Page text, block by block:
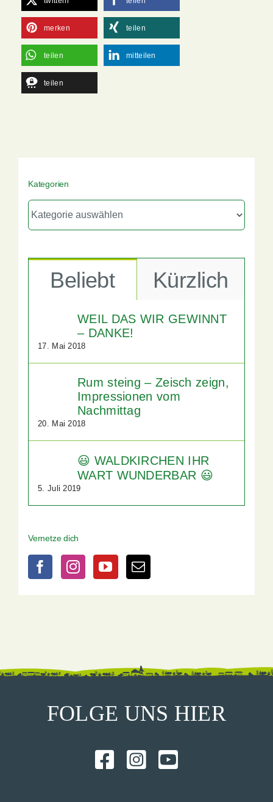
merken teilen
teilen mitteilen
teilen
Kategorien
Kategorien
Beliebt Kürzlich
WEIL DAS WIR GEWINNT
– DANKE!
17. Mai 2018
Rum steing – Zeisch zeign,
Impressionen vom
Nachmittag
20. Mai 2018
😃 WALDKIRCHEN IHR
WART WUNDERBAR 😃
5. Juli 2019
Vernetze dich
FOLGE UNS HIER